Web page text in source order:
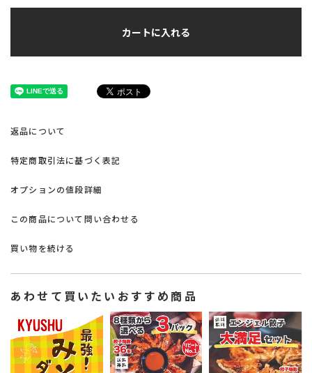
カートに入れる
返品について
特定商取引法に基づく表記
オプションの値段詳細
この商品について問い合わせる
買い物を続ける
あわせて買いたいおすすめ商品